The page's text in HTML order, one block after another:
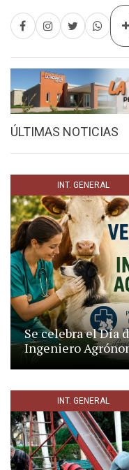
ÚLTIMAS NOTICIAS
INT. GENERAL
Se celebra el Día
Ingeniero
INT. GENERAL